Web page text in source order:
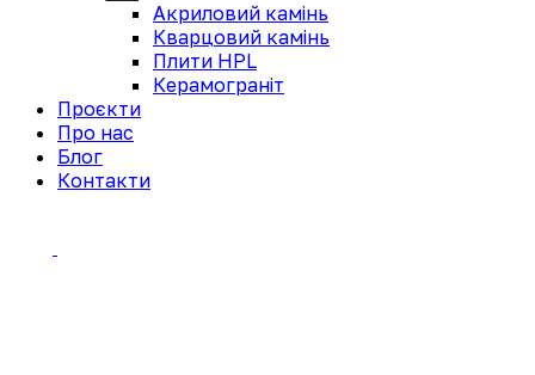
Акриловий камінь
Кварцовий камінь
Плити HPL
Керамограніт
Проєкти
Про нас
Блог
Контакти